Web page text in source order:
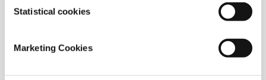
Statistical cookies
Marketing Cookies
Le Nose Wheelie ressemble normalement à